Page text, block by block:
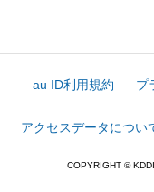
au ID利用規約 プ
アクセスデータについ
COPYRIGHT ©